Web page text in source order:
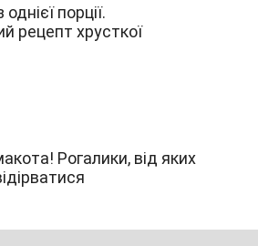
порції.
рецепт хрусткої
Рогалики, від яких